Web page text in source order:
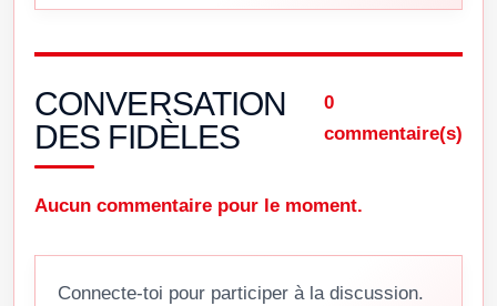
CONVERSATION
DES FIDÈLES
0
commentaire(s)
Aucun commentaire pour le moment.
Connecte-toi pour participer à la discussion.